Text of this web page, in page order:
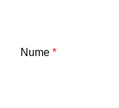
Nume *